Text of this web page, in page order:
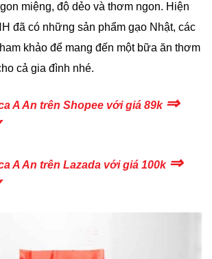
miệng, độ dẻo và thơm ngon. Hiện
đã có những sản phẩm gạo Nhật, các
khảo để mang đến một bữa ăn thơm
cả gia đình nhé.
A An trên Shopee với giá 89k ⇒
A An trên Lazada với giá 100k ⇒